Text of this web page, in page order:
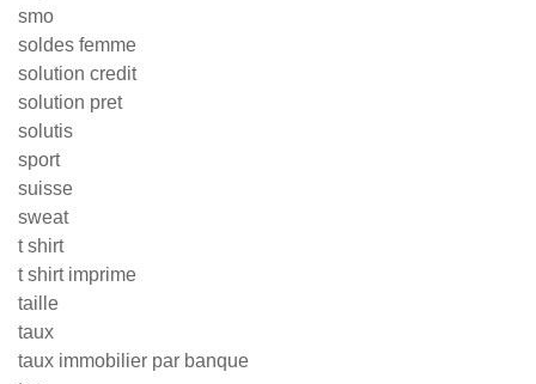
smo
soldes femme
solution credit
solution pret
solutis
sport
suisse
sweat
t shirt
t shirt imprime
taille
taux
taux immobilier par banque